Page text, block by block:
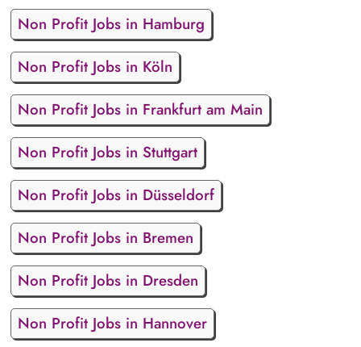
Non Profit Jobs in Hamburg
Non Profit Jobs in Köln
Non Profit Jobs in Frankfurt am Main
Non Profit Jobs in Stuttgart
Non Profit Jobs in Düsseldorf
Non Profit Jobs in Bremen
Non Profit Jobs in Dresden
Non Profit Jobs in Hannover